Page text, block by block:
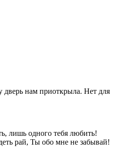
дверь нам приоткрыла. Нет для
лишь одного тебя любить!
рай, Ты обо мне не забывай!